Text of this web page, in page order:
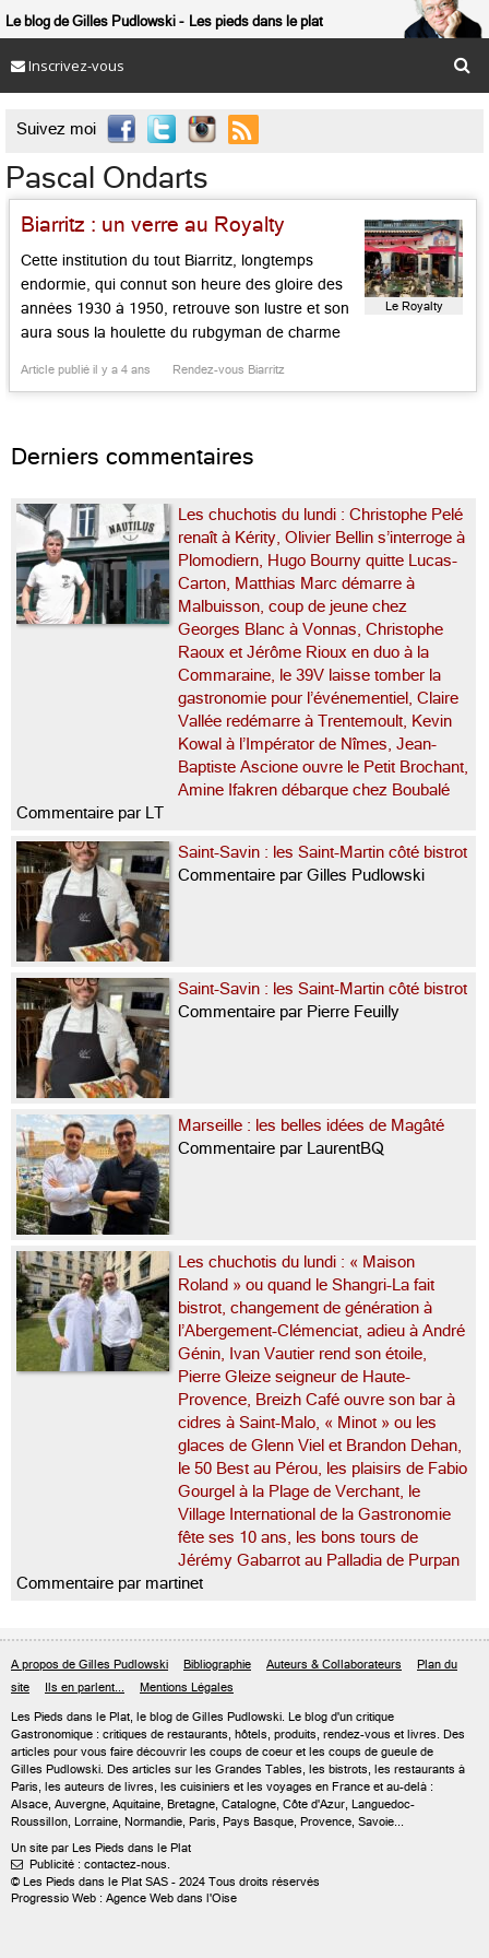
Le blog de Gilles Pudlowski Les pieds dans le plat
Inscrivez-vous
Suivez moi 
Pascal Ondarts
Biarritz : un verre au Royalty
Cette institution du tout Biarritz, longtemps
endormie, qui connut son heure des gloire des
années 1930 à 1950, retrouve son lustre et son
aura sous la houlette du rubgyman de charme
jadis au Caritz. Le décor intérieur revu gai et
Article publié il y a 4 ans Rendez-vous Biarritz
Le Royalty
Derniers commentaires
Les chuchotis du lundi : Christophe Pelé
renaît à Kérity, Olivier Bellin s’interroge à
Plomodiern, Hugo Bourny quitte Lucas-
Carton, Matthias Marc démarre à
Malbuisson, coup de jeune chez
Georges Blanc à Vonnas, Christophe
Raoux et Jérôme Rioux en duo à la
Commaraine, le 39V laisse tomber la
gastronomie pour l’événementiel, Claire
Vallée redémarre à Trentemoult, Kevin
Kowal à l’Impérator de Nîmes, Jean-
Baptiste Ascione ouvre le Petit Brochant,
Amine Ifakren débarque chez Boubalé
Commentaire par LT
Saint-Savin : les Saint-Martin côté bistrot
Commentaire par Gilles Pudlowski
Saint-Savin : les Saint-Martin côté bistrot
Commentaire par Pierre Feuilly
Marseille : les belles idées de Magâté
Commentaire par LaurentBQ
Les chuchotis du lundi : « Maison
Roland » ou quand le Shangri-La fait
bistrot, changement de génération à
l’Abergement-Clémenciat, adieu à André
Génin, Ivan Vautier rend son étoile,
Pierre Gleize seigneur de Haute-
Provence, Breizh Café ouvre son bar à
cidres à Saint-Malo, « Minot » ou les
glaces de Glenn Viel et Brandon Dehan,
le 50 Best au Pérou, les plaisirs de Fabio
Gourgel à la Plage de Verchant, le
Village International de la Gastronomie
fête ses 10 ans, les bons tours de
Jérémy Gabarrot au Palladia de Purpan
Commentaire par martinet
A propos de Gilles Pudlowski Bibliographie Auteurs & Collaborateurs
Plan du
site
Ils en parlent... Mentions Légales
Les Pieds dans le Plat, le blog de Gilles Pudlowski. Le blog d'un critique
Gastronomique : critiques de restaurants, hôtels, produits, rendez-vous et livres. Des
articles pour vous faire découvrir les coups de coeur et les coups de gueule de
Gilles Pudlowski. Des articles sur les Grandes Tables, les bistrots, les restaurants à
Paris, les auteurs de livres, les cuisiniers et les voyages en France et au-delà :
Alsace, Auvergne, Aquitaine, Bretagne, Catalogne, Côte d'Azur, Languedoc-
Roussillon, Lorraine, Normandie, Paris, Pays Basque, Provence, Savoie...
Un site par Les Pieds dans le Plat
 Publicité : contactez-nous.
© Les Pieds dans le Plat SAS - 2024 Tous droits réservés
Progressio Web : Agence Web dans l'Oise